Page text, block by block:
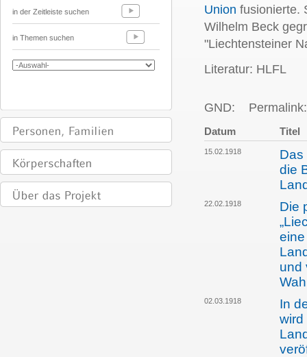
in der Zeitleiste suchen
in Themen suchen
Union fusionierte.
Wilhelm Beck
"Liechtensteiner
Literatur: HLFL
GND:
Datum Titel
15.02.1918
Das
die
22.02.1918
Die
und
02.03.1918
In
wird